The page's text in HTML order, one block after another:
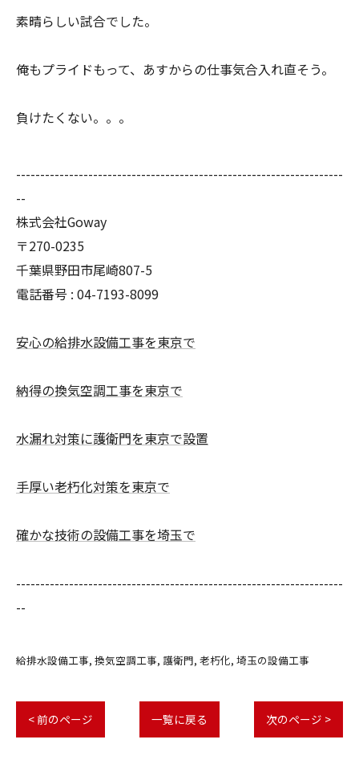
素晴らしい試合でした。
俺もプライドもって、あすからの仕事気合入れ直そう。
負けたくない。。。
--------------------------------------------------------------------
--
株式会社Goway
〒270-0235
千葉県野田市尾崎807-5
電話番号 : 04-7193-8099
安心の給排水設備工事を東京で
納得の換気空調工事を東京で
水漏れ対策に護衛門を東京で設置
手厚い老朽化対策を東京で
確かな技術の設備工事を埼玉で
--------------------------------------------------------------------
--
給排水設備工事 換気空調工事 護衛門 老朽化 埼玉の設備工事
< 前のページ 一覧に戻る 次のページ >